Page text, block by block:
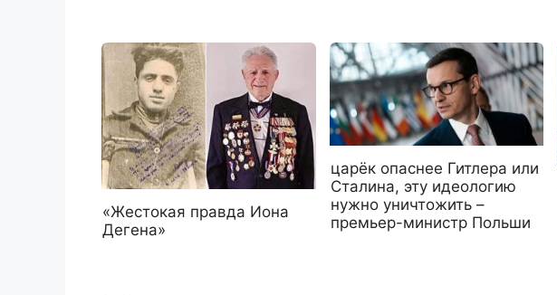
«Жестокая правда Иона
Дегена»
царёк опаснее Гитлера или
Сталина, эту идеологию
нужно уничтожить –
премьер-министр Польши